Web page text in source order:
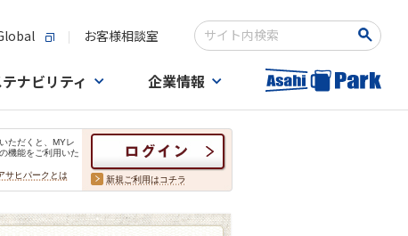
お客様相談室
検索キーワード入力
ナビリティ 企業情報
ただくと、MYレ
機能をご利用いた
サヒパークとは 新規ご利用はコチラ